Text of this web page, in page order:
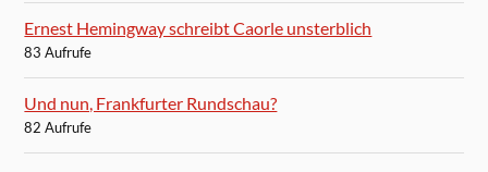
Ernest Hemingway schreibt Caorle unsterblich
83 Aufrufe
Und nun, Frankfurter Rundschau?
82 Aufrufe